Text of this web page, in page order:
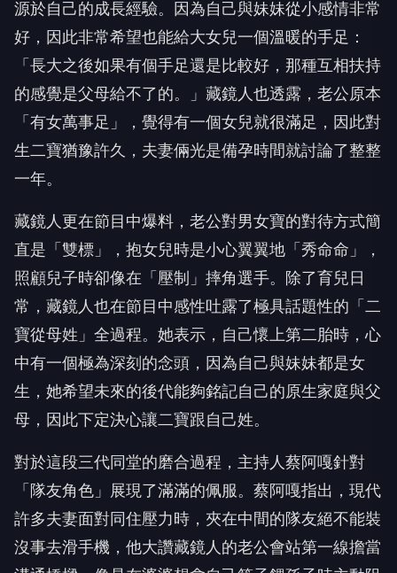
源於自己的成長經驗。因為自己與妹妹從小感情非常
好，因此非常希望也能給大女兒一個溫暖的手足：
「長大之後如果有個手足還是比較好，那種互相扶持
的感覺是父母給不了的。」藏鏡人也透露，老公原本
「有女萬事足」，覺得有一個女兒就很滿足，因此對
生二寶猶豫許久，夫妻倆光是備孕時間就討論了整整
一年。
藏鏡人更在節目中爆料，老公對男女寶的對待方式簡
直是「雙標」，抱女兒時是小心翼翼地「秀命命」，
照顧兒子時卻像在「壓制」摔角選手。除了育兒日
常，藏鏡人也在節目中感性吐露了極具話題性的「二
寶從母姓」全過程。她表示，自己懷上第二胎時，心
中有一個極為深刻的念頭，因為自己與妹妹都是女
生，她希望未來的後代能夠銘記自己的原生家庭與父
母，因此下定決心讓二寶跟自己姓。
對於這段三代同堂的磨合過程，主持人蔡阿嘎針對
「隊友角色」展現了滿滿的佩服。蔡阿嘎指出，現代
許多夫妻面對同住壓力時，夾在中間的隊友絕不能裝
沒事去滑手機，他大讚藏鏡人的老公會站第一線擔當